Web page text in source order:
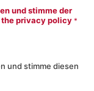
und stimme der
the privacy policy *
und stimme diesen